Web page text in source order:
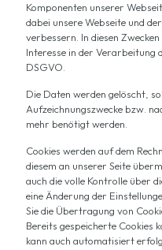
Komponenten unserer
dabei unsere Webseite und
verbessern. In diesen
Interesse in der Verarbeitung
DSGVO.
Die Daten werden gelöscht,
Aufzeichnungszwecke bzw.
mehr benötigt werden.
Cookies werden auf dem
diesem an unserer Seite
auch die volle Kontrolle über
eine Änderung der
Sie die Übertragung von
Bereits gespeicherte Cookies
kann auch automatisiert